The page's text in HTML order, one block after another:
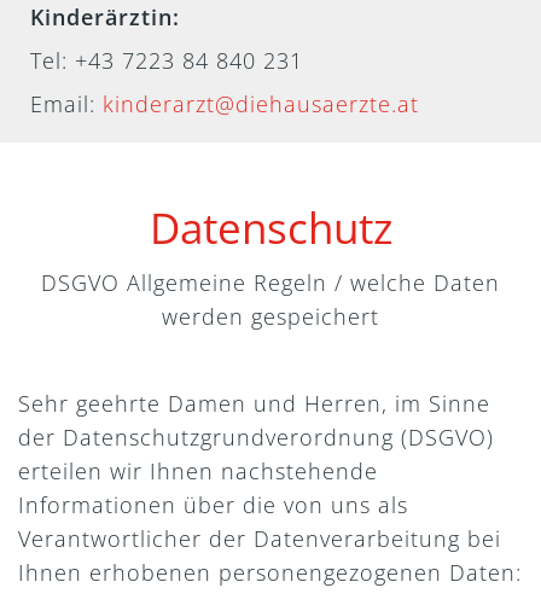
Kinderärztin:
Tel: +43 7223 84 840 231
Email: kinderarzt@diehausaerzte.at
Datenschutz
DSGVO Allgemeine Regeln / welche Daten
werden gespeichert
Sehr geehrte Damen und Herren, im Sinne
der Datenschutzgrundverordnung (DSGVO)
erteilen wir Ihnen nachstehende
Informationen über die von uns als
Verantwortlicher der Datenverarbeitung bei
Ihnen erhobenen personengezogenen Daten: